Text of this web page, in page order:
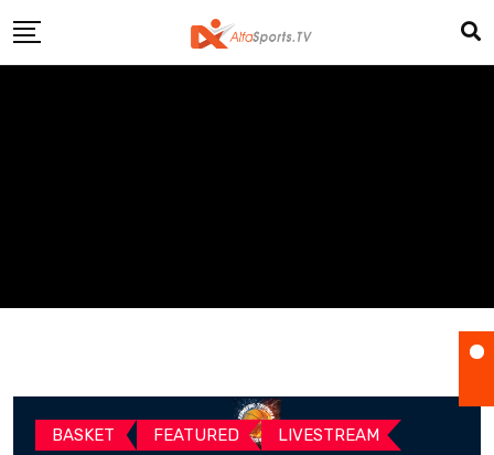
to
BASKET FEATURED LIVESTREAM